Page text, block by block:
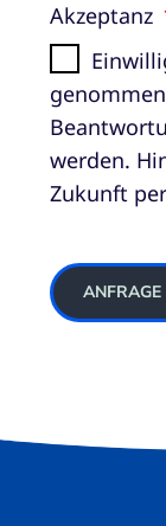
Akzeptanz
werden.
Zukunft